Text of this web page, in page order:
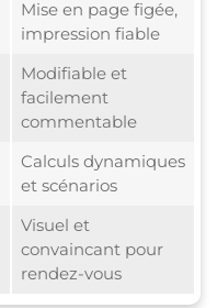
Mise en page figée,
impression fiable
Modifiable et
facilement
commentable
Calculs dynamiques
et scénarios
Visuel et
convaincant pour
rendez-vous